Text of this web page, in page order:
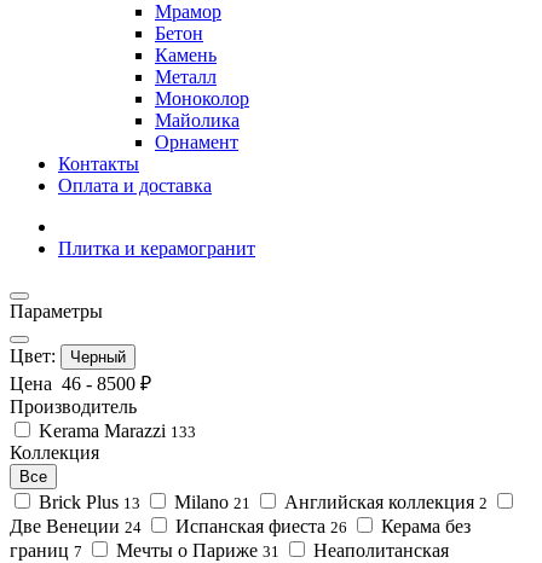
Мрамор
Бетон
Камень
Металл
Моноколор
Майолика
Орнамент
Контакты
Оплата и доставка
Плитка и керамогранит
Параметры
Цвет: Черный
Цена 46 - 8500 ₽
Производитель
Kerama Marazzi 133
Коллекция
Все
Brick Plus 13 Milano 21 Английская коллекция 2
Две Венеции 24 Испанская фиеста 26
Керама без
границ 7 Мечты о Париже 31
Неаполитанская